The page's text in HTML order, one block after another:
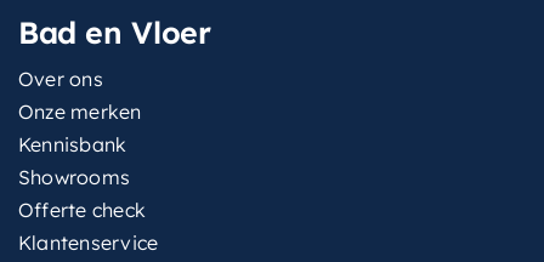
Bad en Vloer
Over ons
Onze merken
Kennisbank
Showrooms
Offerte check
Klantenservice